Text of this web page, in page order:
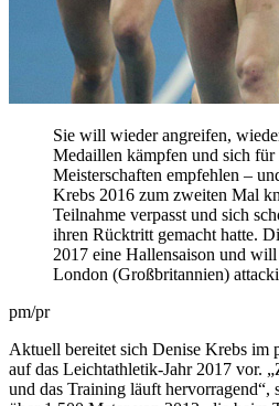
Sie will wieder angreifen,
Medaillen kämpfen und sich für
Meisterschaften empfehlen –
Krebs 2016 zum zweiten Mal
Teilnahme verpasst und sich
ihren Rücktritt gemacht hatte.
2017 eine Hallensaison und
London (Großbritannien)
pm/pr
Aktuell bereitet sich Denise Krebs im
auf das Leichtathletik-Jahr 2017 vor.
und das Training läuft